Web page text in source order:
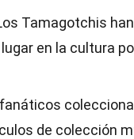
Tamagotchis
en la cultura
de colección